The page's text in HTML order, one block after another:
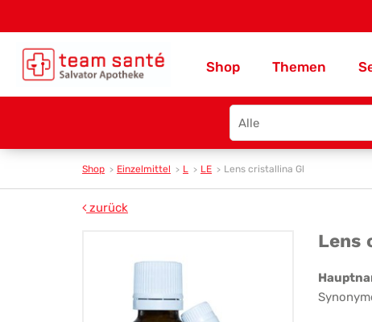
Shop Themen
Search
type
Shop Einzelmittel L LE Lens cristallina Gl
zurück
Gl
Lens